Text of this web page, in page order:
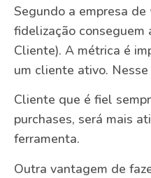
Segundo a empresa de
fidelização
Cliente). A métrica é
um cliente ativo.
Cliente que é fiel
purchases, será mais
ferramenta.
Outra vantagem de